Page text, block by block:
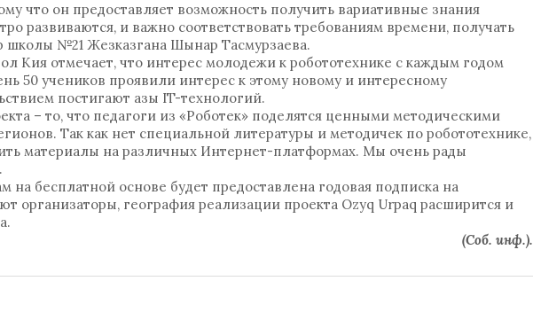
что он предоставляет возможность получить вариативные знания
развиваются, и важно соответствовать требованиям времени, получать
школы №21 Жезказгана Шынар Тасмурзаева.
Кия отмечает, что интерес молодежи к робототехнике с каждым годом
50 учеников проявили интерес к этому новому и интересному
постигают азы IT-технологий.
– то, что педагоги из «Роботек» поделятся ценными методическими
Так как нет специальной литературы и методичек по робототехнике,
материалы на различных Интернет-платформах. Мы очень рады
на бесплатной основе будет предоставлена годовая подписка на
организаторы, география реализации проекта Ozyq Urpaq расширится и
(Соб. инф.).